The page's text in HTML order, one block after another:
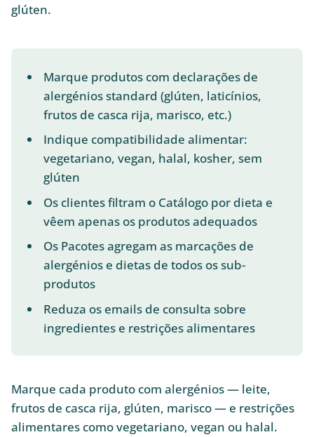
glúten.
Marque produtos com declarações de
alergénios standard (glúten, laticínios,
frutos de casca rija, marisco, etc.)
Indique compatibilidade alimentar:
vegetariano, vegan, halal, kosher, sem
glúten
Os clientes filtram o Catálogo por dieta e
vêem apenas os produtos adequados
Os Pacotes agregam as marcações de
alergénios e dietas de todos os sub-
produtos
Reduza os emails de consulta sobre
ingredientes e restrições alimentares
Marque cada produto com alergénios — leite,
frutos de casca rija, glúten, marisco — e restrições
alimentares como vegetariano, vegan ou halal.